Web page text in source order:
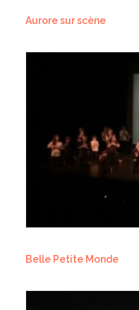
Aurore sur scène
Belle Petite Monde